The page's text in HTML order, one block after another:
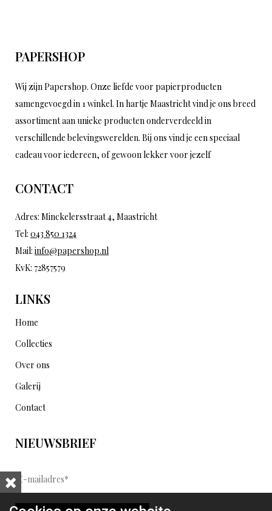
PAPERSHOP
Wij zijn Papershop. Onze liefde voor papierproducten
samengevoegd in 1 winkel. In hartje Maastricht vind je ons breed
assortiment aan unieke producten onderverdeeld in
verschillende belevingswerelden. Bij ons vind je een speciaal
cadeau voor iedereen, of gewoon lekker voor jezelf
CONTACT
Adres: Minckelersstraat 4, Maastricht
Tel: 043 850 1324
Mail: info@papershop.nl
KvK: 72857579
LINKS
Home
Collecties
Over ons
Galerij
Contact
NIEUWSBRIEF
E
-
m